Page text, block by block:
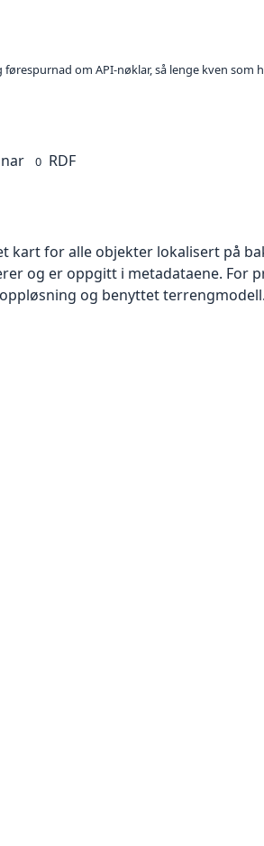
om API-nøklar, så lenge kven som
0 RDF
kart for alle objekter lokalisert på
og er oppgitt i metadataene. For
og benyttet